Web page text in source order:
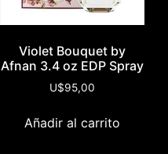
Violet Bouquet by
Afnan 3.4 oz EDP Spray
U$95,00
Añadir al carrito